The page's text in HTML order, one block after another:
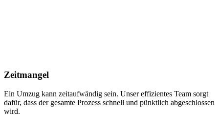
Zeitmangel
Ein Umzug kann zeitaufwändig sein. Unser effizientes Team sorgt
dafür, dass der gesamte Prozess schnell und pünktlich abgeschlossen
wird.